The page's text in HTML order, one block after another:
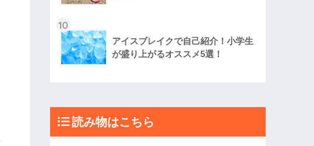
10
アイスブレイクで自己紹介！小学生
が盛り上がるオススメ5選！
読み物はこちら